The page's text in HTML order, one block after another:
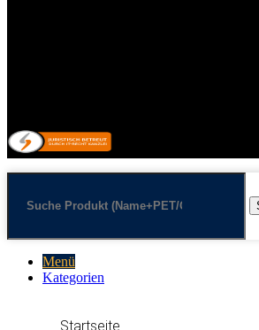
Menü
Kategorien
Startseite